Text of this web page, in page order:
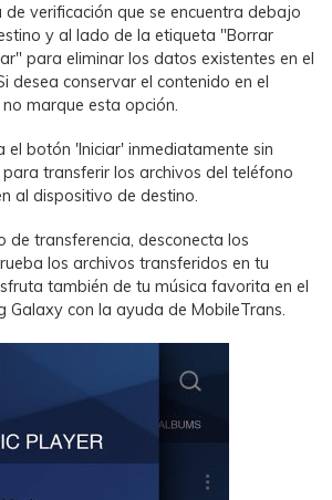
de verificación que se encuentra debajo
y al lado de la etiqueta "Borrar
para eliminar los datos existentes en el
desea conservar el contenido en el
marque esta opción.
el botón 'Iniciar' inmediatamente sin
transferir los archivos del teléfono
al dispositivo de destino.
de transferencia, desconecta los
los archivos transferidos en tu
también de tu música favorita en el
Galaxy con la ayuda de MobileTrans.